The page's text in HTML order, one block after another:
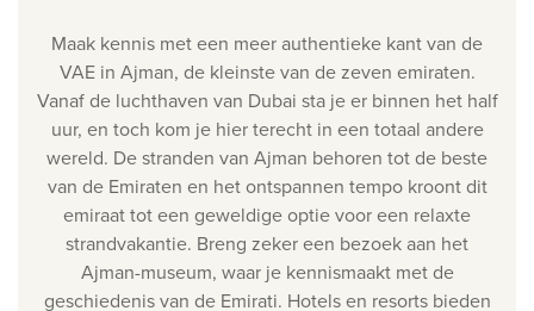
Maak kennis met een meer authentieke kant van de
VAE in Ajman, de kleinste van de zeven emiraten.
Vanaf de luchthaven van Dubai sta je er binnen het half
uur, en toch kom je hier terecht in een totaal andere
wereld. De stranden van Ajman behoren tot de beste
van de Emiraten en het ontspannen tempo kroont dit
emiraat tot een geweldige optie voor een relaxte
strandvakantie. Breng zeker een bezoek aan het
Ajman-museum, waar je kennismaakt met de
geschiedenis van de Emirati. Hotels en resorts bieden